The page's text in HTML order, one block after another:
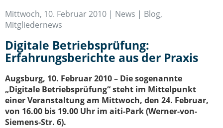
Start-Up Augsburg
Mittwoch, 10. Februar 2010 | News | Blog,
Mitgliedernews
Digitale Betriebsprüfung:
Erfahrungsberichte aus der Praxis
Augsburg, 10. Februar 2010 – Die sogenannte
„Digitale Betriebsprüfung“ steht im Mittelpunkt
einer Veranstaltung am Mittwoch, den 24. Februar,
von 16.00 bis 19.00 Uhr im aiti-Park (Werner-von-
Siemens-Str. 6).